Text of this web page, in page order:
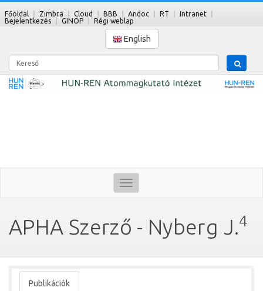
Főoldal Zimbra Cloud BBB Andoc RT
Intranet
Bejelentkezés
GINOP Régi weblap
English
Kereső
Toggle
navigation
APHA Szerző - Nyberg J.4
Publikációk